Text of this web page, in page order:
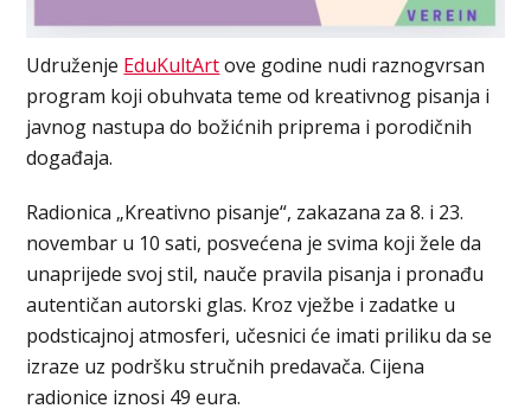
Udruženje EduKultArtove godine nudi raznogvrsan
program koji obuhvata teme od kreativnog pisanja i
javnog nastupa do božićnih priprema i porodičnih
događaja.
Radionica „Kreativno pisanje“, zakazana za 8. i 23.
novembar u 10 sati, posvećena je svima koji žele da
unaprijede svoj stil, nauče pravila pisanja i pronađu
autentičan autorski glas. Kroz vježbe i zadatke u
podsticajnoj atmosferi, učesnici će imati priliku da se
izraze uz podršku stručnih predavača. Cijena
radionice iznosi 49 eura.